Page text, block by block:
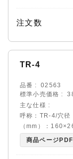
注文数
TR-4
品番
02563
標準小売価格
主な仕様
呼称：TR-4/穴径
（mm）：
商品ページPDF